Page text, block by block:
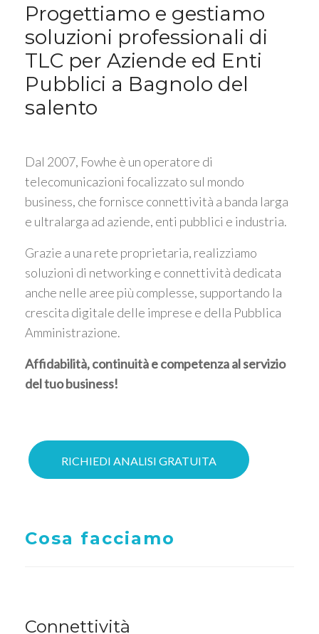
Progettiamo e gestiamo
soluzioni professionali di
TLC per Aziende ed Enti
Pubblici a Bagnolo del
salento
Dal 2007, Fowhe è un operatore di
telecomunicazioni focalizzato sul mondo
business, che fornisce connettività a banda larga
e ultralarga ad aziende, enti pubblici e industria.
Grazie a una rete proprietaria, realizziamo
soluzioni di networking e connettività dedicata
anche nelle aree più complesse, supportando la
crescita digitale delle imprese e della Pubblica
Amministrazione.
Affidabilità, continuità e competenza al servizio
del tuo business!
RICHIEDI ANALISI GRATUITA
Cosa facciamo
Connettività